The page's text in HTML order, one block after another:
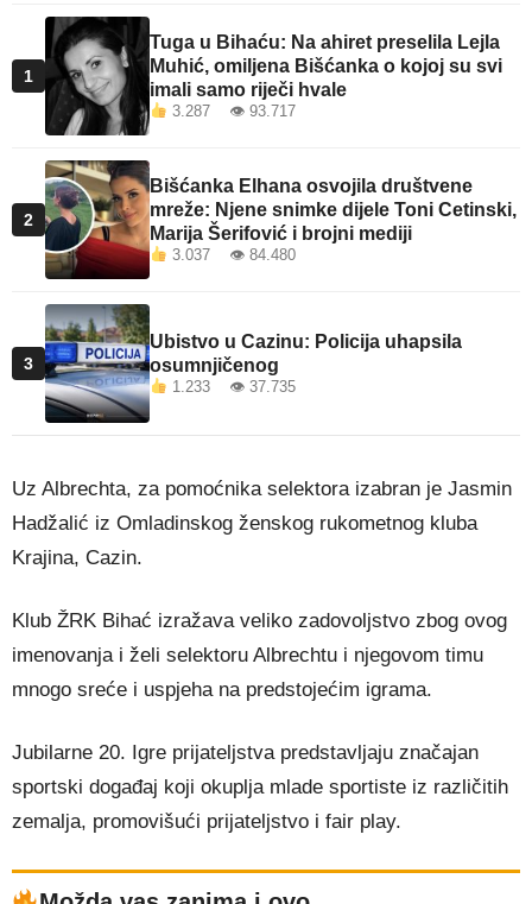
1
Tuga u Bihaću: Na ahiret preselila Lejla
Muhić, omiljena Bišćanka o kojoj su svi
imali samo riječi hvale
3.287 👁 93.717
2
Bišćanka Elhana osvojila društvene
mreže: Njene snimke dijele Toni Cetinski,
Marija Šerifović i brojni mediji
3.037 👁 84.480
3
Ubistvo u Cazinu: Policija uhapsila
osumnjičenog
1.233 👁 37.735
Uz Albrechta, za pomoćnika selektora izabran je Jasmin
Hadžalić iz Omladinskog ženskog rukometnog kluba
Krajina, Cazin.
Klub ŽRK Bihać izražava veliko zadovoljstvo zbog ovog
imenovanja i želi selektoru Albrechtu i njegovom timu
mnogo sreće i uspjeha na predstojećim igrama.
Jubilarne 20. Igre prijateljstva predstavljaju značajan
sportski događaj koji okuplja mlade sportiste iz različitih
zemalja, promovišući prijateljstvo i fair play.